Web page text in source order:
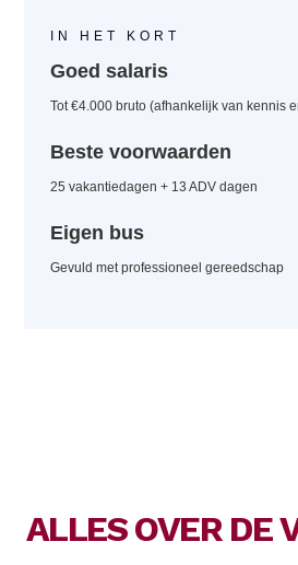
IN HET KORT
Goed salaris
Tot €4.000 bruto (afhankelijk van kennis
Beste voorwaarden
25 vakantiedagen + 13 ADV dagen
Eigen bus
Gevuld met professioneel gereedschap
ALLES OVER DE